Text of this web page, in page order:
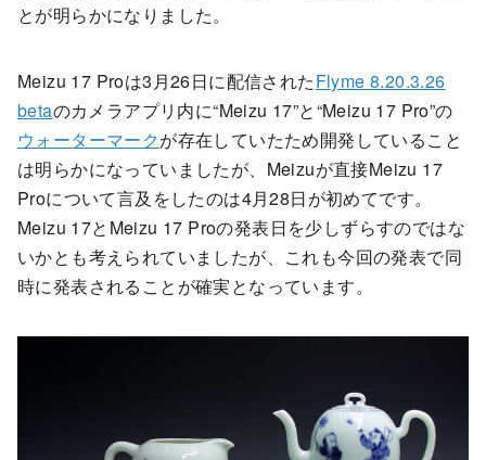
とが明らかになりました。
Meizu 17 Proは3月26日に配信されたFlyme 8.20.3.26
betaのカメラアプリ内に“Meizu 17”と“Meizu 17 Pro”の
ウォーターマークが存在していたため開発していること
は明らかになっていましたが、Meizuが直接Meizu 17
Proについて言及をしたのは4月28日が初めてです。
Meizu 17とMeizu 17 Proの発表日を少しずらすのではな
いかとも考えられていましたが、これも今回の発表で同
時に発表されることが確実となっています。